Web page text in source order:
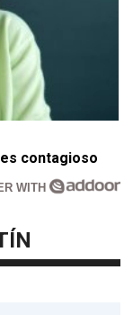
contagioso
WITH